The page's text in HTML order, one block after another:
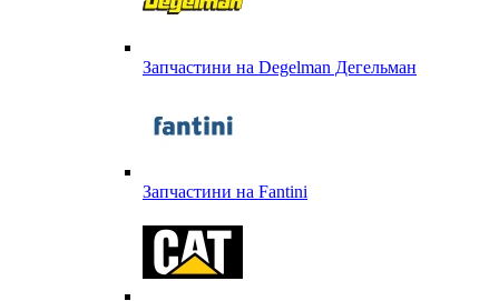
Запчастини на Degelman Дегельман
Запчастини на Fantini